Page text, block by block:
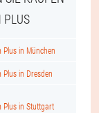
PLUS
Plus in München
Plus in Dresden
Plus in Stuttgart